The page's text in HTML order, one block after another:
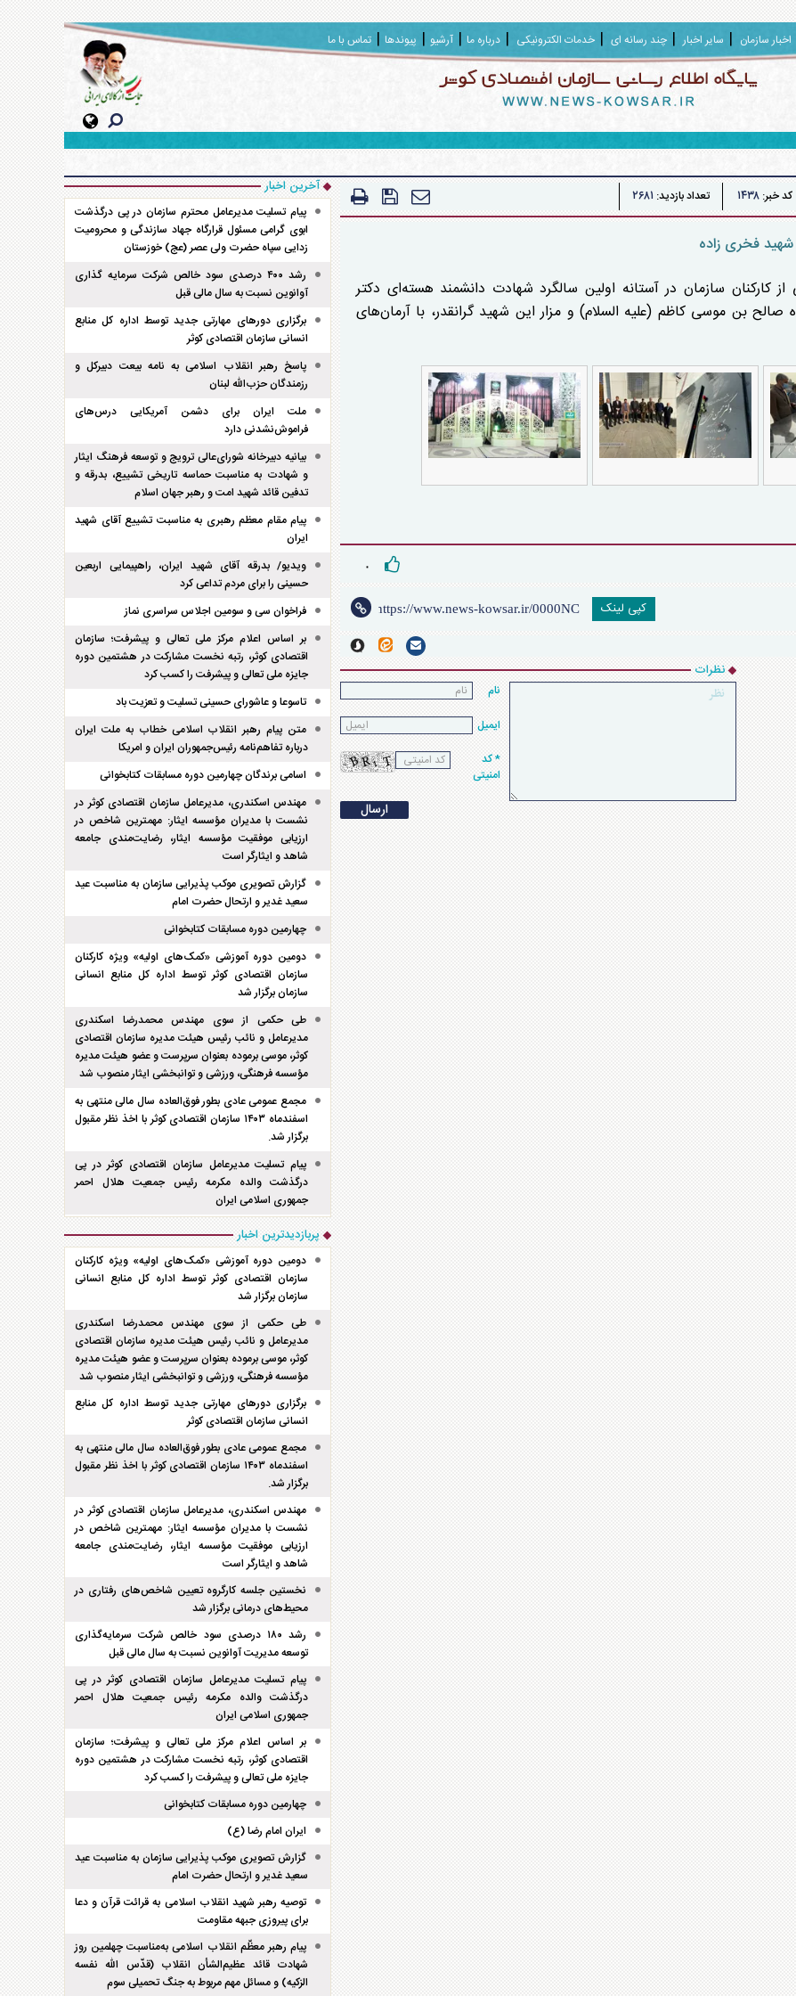
اخبار سازمان سایر اخبار چند رسانه ای خدمات الکترونیکی درباره ما آرشیو پیوندها تماس با ما
کد خبر: ۱۴۳۸ تعداد بازدید: ۲۶۸۱
شهید فخری زاده
کارکنان سازمان در آستانه اولین سالگرد شهادت دانشمند هسته‌ای دکتر
بن موسی کاظم (علیه السلام) و مزار این شهید گرانقدر، با آرمان‌های
۰
کپی لینک
نظرات
نام
ایمیل
* کد
امنیتی
آخرین اخبار
پیام تسلیت مدیرعامل محترم سازمان در پی درگذشت
ابوی گرامی مسئول قرارگاه جهاد سازندگی و محرومیت
زدایی سپاه حضرت ولی عصر (عج) خوزستان
رشد ۴۰۰ درصدی سود خالص شرکت سرمایه گذاری
آوانوین نسبت به سال مالی قبل
برگزاری دور‌های مهارتی جدید توسط اداره کل منابع
انسانی سازمان اقتصادی کوثر
پاسخ رهبر انقلاب اسلامی به نامه بیعت دبیرکل و
رزمندگان حزب‌الله لبنان
ملت ایران برای دشمن آمریکایی درس‌های
فراموش‌نشدنی دارد
بیانیه دبیرخانه شورای‌عالی ترویج و توسعه فرهنگ ایثار
و شهادت به مناسبت حماسه تاریخی تشییع، بدرقه و
تدفین قائد شهید امت و رهبر جهان اسلام
پیام مقام معظم رهبری به مناسبت تشییع آقای شهید
ایران
ویدیو/ بدرقه آقای شهید ایران، راهپیمایی اربعین
حسینی را برای مردم تداعی کرد
فراخوان سی و سومین اجلاس سراسری نماز
بر اساس اعلام مرکز ملی تعالی و پیشرفت؛ سازمان
اقتصادی کوثر، رتبه نخست مشارکت در هشتمین دوره
جایزه ملی تعالی و پیشرفت را کسب کرد
تاسوعا و عاشورای حسینی تسلیت و تعزیت باد
متن پیام رهبر انقلاب اسلامی خطاب به ملت ایران
درباره تفاهم‌نامه رئیس‌جمهوران ایران و امریکا
اسامی برندگان چهارمین دوره مسابقات کتابخوانی
مهندس اسکندری، مدیرعامل سازمان اقتصادی کوثر در
نشست با مدیران مؤسسه ایثار: مهمترین شاخص در
ارزیابی موفقیت مؤسسه ایثار، رضایت‌مندی جامعه
شاهد و ایثارگر است
گزارش تصویری موکب پذیرایی سازمان به مناسبت عید
سعید غدیر و ارتحال حضرت امام
چهارمین دوره مسابقات کتابخوانی
دومین دوره آموزشی «کمک‌های اولیه» ویژه کارکنان
سازمان اقتصادی کوثر توسط اداره کل منابع انسانی
سازمان برگزار شد
طی حکمی از سوی مهندس محمدرضا اسکندری
مدیرعامل و نائب رئیس هیئت مدیره سازمان اقتصادی
کوثر، موسی برموده بعنوان سرپرست و عضو هیئت مدیره
مؤسسه فرهنگی، ورزشی و توانبخشی ایثار منصوب شد
مجمع عمومی عادی بطور فوق‌العاده سال مالی منتهی به
اسفند‌ماه ۱۴۰۳ سازمان اقتصادی کوثر با اخذ نظر مقبول
برگزار شد.
پیام تسلیت مدیرعامل سازمان اقتصادی کوثر در پی
درگذشت والده مکرمه رئیس جمعیت هلال احمر
جمهوری اسلامی ایران
پربازدیدترین اخبار
دومین دوره آموزشی «کمک‌های اولیه» ویژه کارکنان
سازمان اقتصادی کوثر توسط اداره کل منابع انسانی
سازمان برگزار شد
طی حکمی از سوی مهندس محمدرضا اسکندری
مدیرعامل و نائب رئیس هیئت مدیره سازمان اقتصادی
کوثر، موسی برموده بعنوان سرپرست و عضو هیئت مدیره
مؤسسه فرهنگی، ورزشی و توانبخشی ایثار منصوب شد
برگزاری دور‌های مهارتی جدید توسط اداره کل منابع
انسانی سازمان اقتصادی کوثر
مجمع عمومی عادی بطور فوق‌العاده سال مالی منتهی به
اسفند‌ماه ۱۴۰۳ سازمان اقتصادی کوثر با اخذ نظر مقبول
برگزار شد.
مهندس اسکندری، مدیرعامل سازمان اقتصادی کوثر در
نشست با مدیران مؤسسه ایثار: مهمترین شاخص در
ارزیابی موفقیت مؤسسه ایثار، رضایت‌مندی جامعه
شاهد و ایثارگر است
نخستین جلسه کارگروه تعیین شاخص‌های رفتاری در
محیط‌های درمانی برگزار شد
رشد ۱۸۰ درصدی سود خالص شرکت سرمایه‌گذاری
توسعه مدیریت آوانوین نسبت به سال مالی قبل
پیام تسلیت مدیرعامل سازمان اقتصادی کوثر در پی
درگذشت والده مکرمه رئیس جمعیت هلال احمر
جمهوری اسلامی ایران
بر اساس اعلام مرکز ملی تعالی و پیشرفت؛ سازمان
اقتصادی کوثر، رتبه نخست مشارکت در هشتمین دوره
جایزه ملی تعالی و پیشرفت را کسب کرد
چهارمین دوره مسابقات کتابخوانی
ایران امام رضا (ع)
گزارش تصویری موکب پذیرایی سازمان به مناسبت عید
سعید غدیر و ارتحال حضرت امام
توصیه رهبر شهید انقلاب اسلامی به قرائت قرآن و دعا
برای پیروزی جبهه مقاومت
پیام رهبر معظّم انقلاب اسلامی به‌مناسبت چهلمین روز
شهادت قائد عظیم‌الشأن انقلاب (قدّس الله نفسه
الزکیه) و مسائل مهم مربوط به جنگ تحمیلی سوم